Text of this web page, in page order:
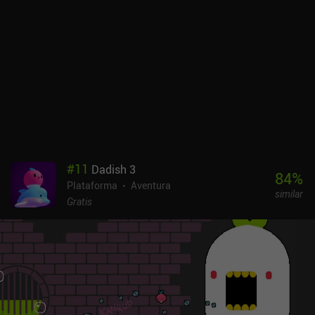
Por desgracia, 9 Years of Shadows forma parte de Crunchyroll
Game Vault y sólo está disponible para los suscritos a este
servicio. Aun así, lo recomiendo de todo corazón a todos los
MiniReview, la puntuación de monetización de este juego se basa
en el impacto de la monetización en la experiencia de juego, no en
si el precio "merece la pena". Dado que la monetización no afecta a
la jugabilidad, la puntuación es de 9, por debajo de 10, para indicar
que, aunque no hay anuncios ni iAP, no es "perfecto" formar parte
#11 Dadish 3
Plataforma
Aventura
Gratis
84%
similar